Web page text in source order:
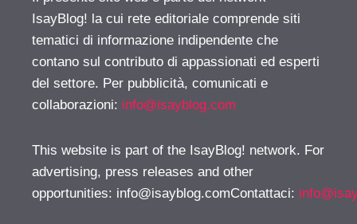
IsayBlog! la cui rete editoriale comprende siti
tematici di informazione indipendente che
contano sul contributo di appassionati ed esperti
del settore. Per pubblicità, comunicati e
collaborazioni: info@isayblog.com
This website is part of the IsayBlog! network. For
advertising, press releases and other
opportunities: info@isayblog.comContattaci: